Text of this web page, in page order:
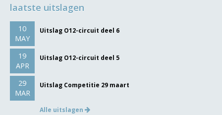
laatste uitslagen
10
MAY
Uitslag O12-circuit deel 6
19
APR
Uitslag O12-circuit deel 5
29
MAR
Uitslag Competitie 29 maart
Alle uitslagen